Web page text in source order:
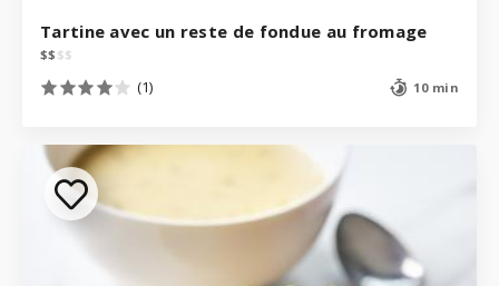
Tartine avec un reste de fondue au fromage
$$ $$
(1) 10 min